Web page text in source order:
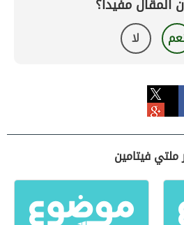
المقال مفيداً؟
لا
فيتامين